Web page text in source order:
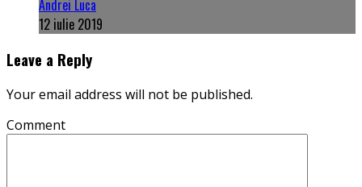
Andrei Luca
12 iulie 2019
Leave a Reply
Your email address will not be published.
Comment